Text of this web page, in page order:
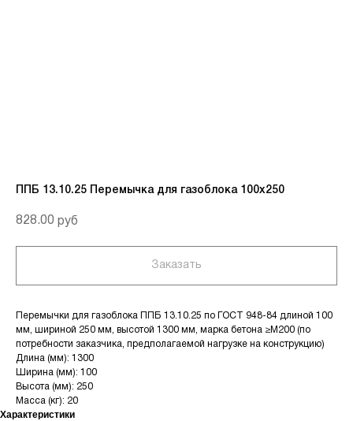
ППБ 13.10.25 Перемычка для газоблока 100х250
828.00 руб
Заказать
Перемычки для газоблока ППБ 13.10.25 по ГОСТ 948-84 длиной 100
мм, шириной 250 мм, высотой 1300 мм, марка бетона ≥М200 (по
потребности заказчика, предполагаемой нагрузке на конструкцию)
Длина (мм): 1300
Ширина (мм): 100
Высота (мм): 250
Масса (кг): 20
Характеристики